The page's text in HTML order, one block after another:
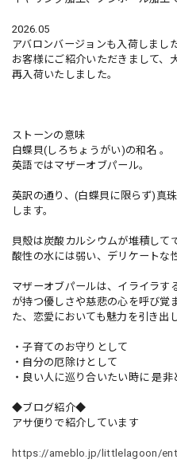
2026.05
アバロンバージョンも入荷しました
お客様にご紹介いただきまして、
再入荷いたしました。
ストーンの意味
白蝶貝(しろちょうがい)の和名 。
英語ではマザーオブパール。
英訳の通り、(白蝶貝に限らず)真
します。
貝殻は炭酸カルシウムが堆積して
酸性の水には弱い、デリケートな
マザーオブパールは、イライラす
が持つ優しさや慈悲の心を呼び覚
た、恋愛においても魅力を引き出
・子育てのお守りとして
・自分の厄除けとして
・良い人に巡り合いたい時に 是非
◆ブログ紹介◆
アサ便りで紹介しています
https://ameblo.jp/littlelagoon/